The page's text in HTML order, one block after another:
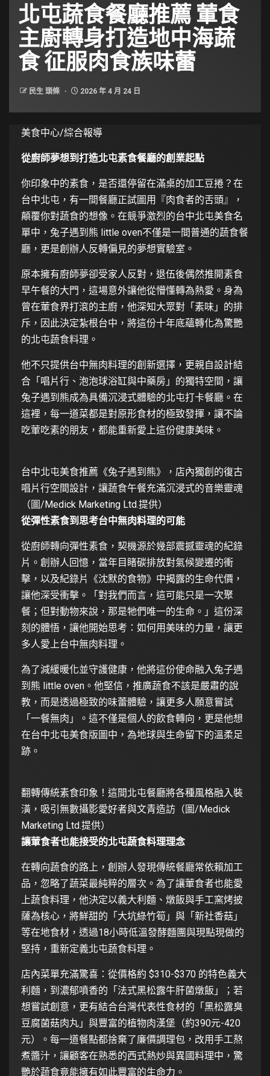
北屯蔬食餐廳推薦 葷食
主廚轉身打造地中海蔬
食 征服肉食族味蕾
民生 頭條 2026 年 4 月 24 日
美食中心/綜合報導
從廚師夢想到打造北屯素食餐廳的創業起點
你印象中的素食，是否還停留在滿桌的加工豆捲？在
台中北屯，有一間餐廳正試圖用『肉食者的舌頭』，
顛覆你對蔬食的想像。在競爭激烈的台中北屯美食名
單中，兔子遇到熊 little oven不僅是一間普通的蔬食餐
廳，更是創辦人反轉偏見的夢想實驗室。
原本擁有廚師夢卻受家人反對，退伍後偶然推開素食
早午餐的大門，這場意外讓他從懵懂轉為熱愛。身為
曾在葷食界打滾的主廚，他深知大眾對「素味」的排
斥，因此決定紮根台中，將這份十年底蘊轉化為驚艷
的北屯蔬食料理。
他不只提供台中無肉料理的創新選擇，更親自設計結
合「唱片行、泡泡球浴缸與中藥房」的獨特空間，讓
兔子遇到熊成為具備沉浸式體驗的北屯打卡餐廳。在
這裡，每一道菜都是對原形食材的極致發揮，讓不論
吃葷吃素的朋友，都能重新愛上這份健康美味。
台中北屯美食推薦《兔子遇到熊》，店內獨創的復古
唱片行空間設計，讓蔬食午餐充滿沉浸式的音樂靈魂
（圖/Medick Marketing Ltd.提供）
從彈性素食到思考台中無肉料理的可能
從廚師轉向彈性素食，契機源於幾部震撼靈魂的紀錄
片。創辦人回憶，當年目睹碳排放對氣候變遷的衝
擊，以及紀錄片《沈默的食物》中揭露的生命代價，
讓他深受衝擊。「對我們而言，這可能只是一次聚
餐；但對動物來說，那是牠們唯一的生命。」這份深
刻的體悟，讓他開始思考：如何用美味的力量，讓更
多人愛上台中無肉料理。
為了減緩暖化並守護健康，他將這份使命融入兔子遇
到熊 little oven。他堅信，推廣蔬食不該是嚴肅的說
教，而是透過極致的味蕾體驗，讓更多人願意嘗試
「一餐無肉」。這不僅是個人的飲食轉向，更是他想
在台中北屯美食版圖中，為地球與生命留下的溫柔足
跡。
翻轉傳統素食印象！這間北屯餐廳將各種風格融入裝
潢，吸引無數攝影愛好者與文青造訪（圖/Medick
Marketing Ltd.提供）
讓葷食者也能接受的北屯蔬食料理理念
在轉向蔬食的路上，創辦人發現傳統餐廳常依賴加工
品，忽略了蔬菜最純粹的層次。為了讓葷食者也能愛
上蔬食料理，他決定以義大利麵、燉飯與手工窯烤披
薩為核心，將鮮甜的「大坑綠竹筍」與「新社香菇」
等在地食材，透過18小時低溫發酵麵團與現點現做的
堅持，重新定義北屯蔬食料理。
店內菜單充滿驚喜：從價格約 $310-$370 的特色義大
利麵，到濃郁噴香的「法式黑松露牛肝菌燉飯」；若
想嘗試創意，更有結合台灣代表性食材的「黑松露臭
豆腐菌菇肉丸」與豐富的植物肉漢堡（約390元-420
元）。每一道餐點都捨棄了廉價調理包，改用手工熬
煮醬汁，讓顧客在熟悉的西式熱炒與異國料理中，驚
艷於蔬食竟能擁有如此豐富的生命力。